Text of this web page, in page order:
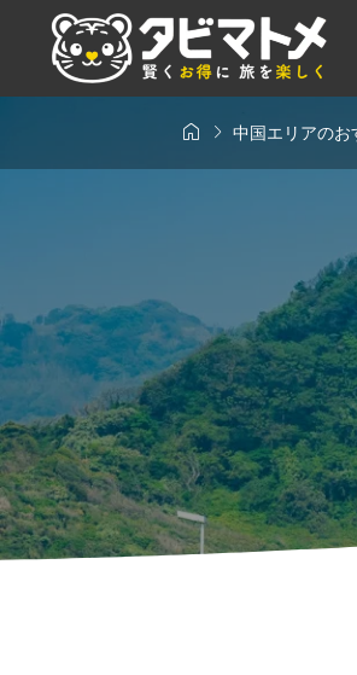
  中国エリアのお